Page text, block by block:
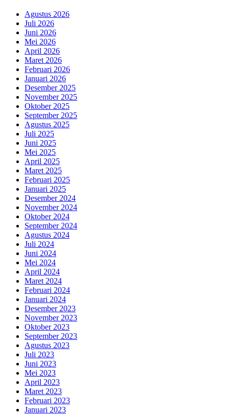
Agustus 2026
Juli 2026
Juni 2026
Mei 2026
April 2026
Maret 2026
Februari 2026
Januari 2026
Desember 2025
November 2025
Oktober 2025
September 2025
Agustus 2025
Juli 2025
Juni 2025
Mei 2025
April 2025
Maret 2025
Februari 2025
Januari 2025
Desember 2024
November 2024
Oktober 2024
September 2024
Agustus 2024
Juli 2024
Juni 2024
Mei 2024
April 2024
Maret 2024
Februari 2024
Januari 2024
Desember 2023
November 2023
Oktober 2023
September 2023
Agustus 2023
Juli 2023
Juni 2023
Mei 2023
April 2023
Maret 2023
Februari 2023
Januari 2023